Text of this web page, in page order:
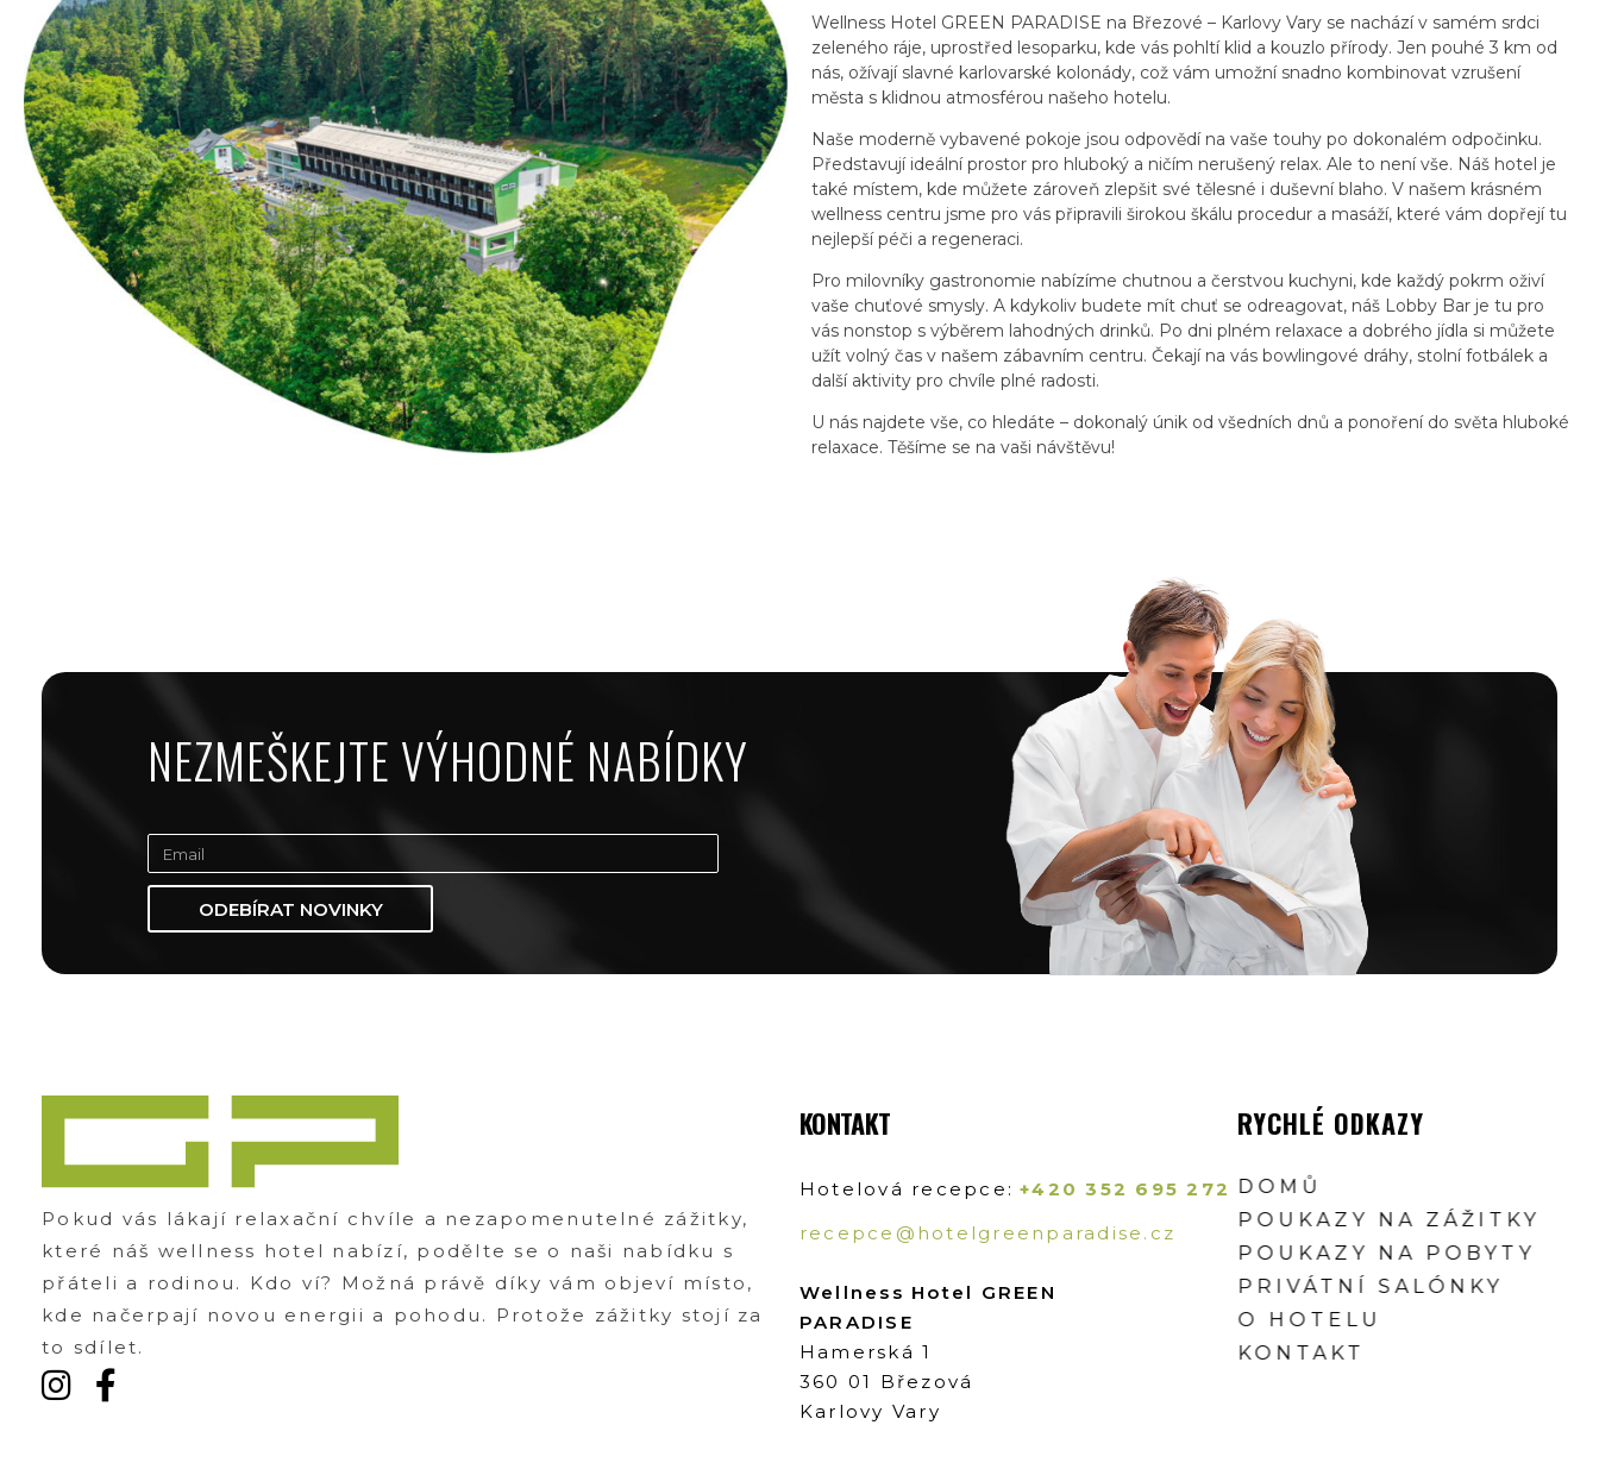
Wellness Hotel GREEN PARADISE na Březové – Karlovy Vary se nachází v samém srdci
zeleného ráje, uprostřed lesoparku, kde vás pohltí klid a kouzlo přírody. Jen pouhé 3 km od
nás, ožívají slavné karlovarské kolonády, což vám umožní snadno kombinovat vzrušení
města s klidnou atmosférou našeho hotelu.
Naše moderně vybavené pokoje jsou odpovědí na vaše touhy po dokonalém odpočinku.
Představují ideální prostor pro hluboký a ničím nerušený relax. Ale to není vše. Náš hotel je
také místem, kde můžete zároveň zlepšit své tělesné i duševní blaho. V našem krásném
wellness centru jsme pro vás připravili širokou škálu procedur a masáží, které vám dopřejí tu
nejlepší péči a regeneraci.
Pro milovníky gastronomie nabízíme chutnou a čerstvou kuchyni, kde každý pokrm oživí
vaše chuťové smysly. A kdykoliv budete mít chuť se odreagovat, náš Lobby Bar je tu pro
vás nonstop s výběrem lahodných drinků. Po dni plném relaxace a dobrého jídla si můžete
užít volný čas v našem zábavním centru. Čekají na vás bowlingové dráhy, stolní fotbálek a
další aktivity pro chvíle plné radosti.
U nás najdete vše, co hledáte – dokonalý únik od všedních dnů a ponoření do světa hluboké
relaxace. Těšíme se na vaši návštěvu!
NEZMEŠKEJTE VÝHODNÉ NABÍDKY
ODEBÍRAT NOVINKY
Zážitky Green Paradise
Pokud vás lákají relaxační chvíle a nezapomenutelné zážitky,
které náš wellness hotel nabízí, podělte se o naši nabídku s
přáteli a rodinou. Kdo ví? Možná právě díky vám objeví místo,
kde načerpají novou energii a pohodu. Protože zážitky stojí za
to sdílet.
KONTAKT
Hotelová recepce: +420 352 695 272
recepce@hotelgreenparadise.cz
Wellness Hotel GREEN
PARADISE
Hamerská 1
360 01 Březová
Karlovy Vary
RYCHLÉ ODKAZY
DOMŮ
POUKAZY NA ZÁŽITKY
POUKAZY NA POBYTY
PRIVÁTNÍ SALÓNKY
O HOTELU
KONTAKT